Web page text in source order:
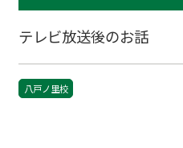
テレビ放送後のお話
八戸ノ里校